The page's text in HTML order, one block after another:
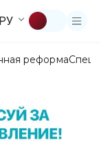
РУ
реформа